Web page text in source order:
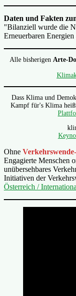
Daten und Fakten
"Bilanziell wurde die
Erneuerbaren
Alle bisherigen Arte-
Dass Klima und
Kampf für's Klima
Ohne
Engagierte Menschen
unübersehbares
Initiativen der
Österreich /